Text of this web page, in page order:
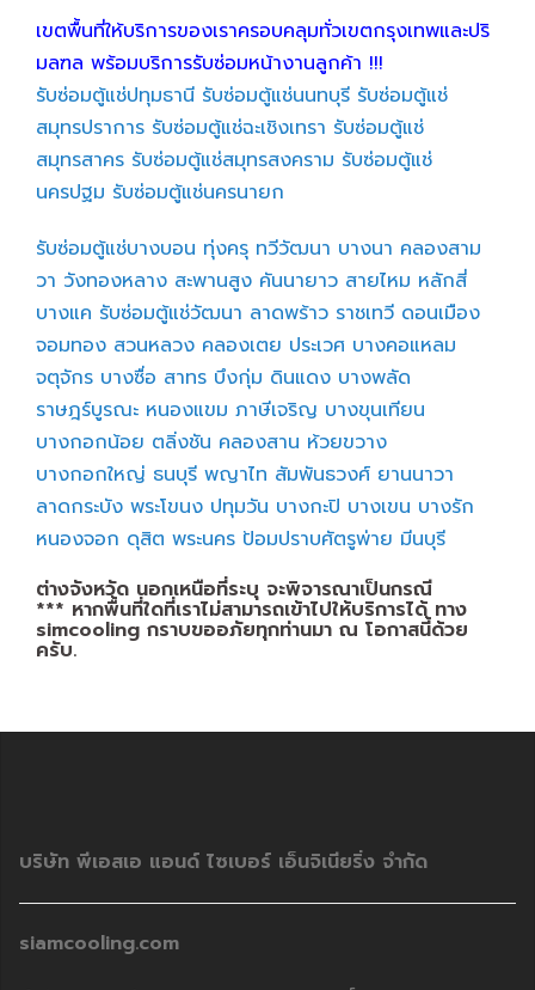
เขตพื้นที่ให้บริการของเราครอบคลุมทั่วเขตกรุงเทพและปริ
มลฑล พร้อมบริการรับซ่อมหน้างานลูกค้า !!!
รับซ่อมตู้แช่ปทุมธานี รับซ่อมตู้แช่นนทบุรี รับซ่อมตู้แช่
สมุทรปราการ รับซ่อมตู้แช่ฉะเชิงเทรา รับซ่อมตู้แช่
สมุทรสาคร รับซ่อมตู้แช่สมุทรสงคราม รับซ่อมตู้แช่
นครปฐม รับซ่อมตู้แช่นครนายก
รับซ่อมตู้แช่บางบอน ทุ่งครุ ทวีวัฒนา บางนา คลองสาม
วา วังทองหลาง สะพานสูง คันนายาว สายไหม หลักสี่
บางแค รับซ่อมตู้แช่วัฒนา ลาดพร้าว ราชเทวี ดอนเมือง
จอมทอง สวนหลวง คลองเตย ประเวศ บางคอแหลม
จตุจักร บางซื่อ สาทร บึงกุ่ม ดินแดง บางพลัด
ราษฎร์บูรณะ หนองแขม ภาษีเจริญ บางขุนเทียน
บางกอกน้อย ตลิ่งชัน คลองสาน ห้วยขวาง
บางกอกใหญ่ ธนบุรี พญาไท สัมพันธวงศ์ ยานนาวา
ลาดกระบัง พระโขนง ปทุมวัน บางกะปิ บางเขน บางรัก
หนองจอก ดุสิต พระนคร ป้อมปราบศัตรูพ่าย มีนบุรี
ต่างจังหวัด นอกเหนือที่ระบุ จะพิจารณาเป็นกรณี
*** หากพื้นที่ใดที่เราไม่สามารถเข้าไปให้บริการได้ ทาง
simcooling กราบขออภัยทุกท่านมา ณ โอกาสนี้ด้วย
ครับ.
บริษัท พีเอสเอ แอนด์ ไซเบอร์ เอ็นจิเนียริ่ง จำกัด
siamcooling.com